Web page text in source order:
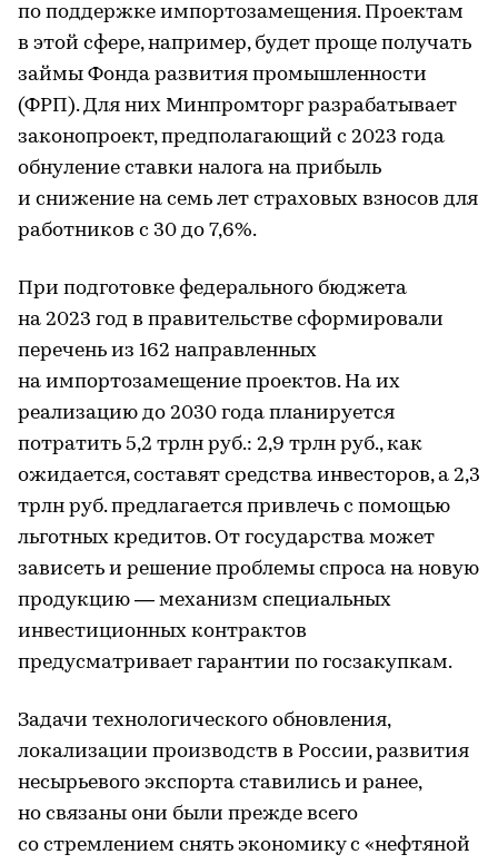
по поддержке импортозамещения. Проектам
в этой сфере, например, будет проще получать
займы Фонда развития промышленности
(ФРП). Для них Минпромторг разрабатывает
законопроект, предполагающий с 2023 года
обнуление ставки налога на прибыль
и снижение на семь лет страховых взносов для
работников с 30 до 7,6%.
При подготовке федерального бюджета
на 2023 год в правительстве сформировали
перечень из 162 направленных
на импортозамещение проектов. На их
реализацию до 2030 года планируется
потратить 5,2 трлн руб.: 2,9 трлн руб., как
ожидается, составят средства инвесторов, а 2,3
трлн руб. предлагается привлечь с помощью
льготных кредитов. От государства может
зависеть и решение проблемы спроса на новую
продукцию — механизм специальных
инвестиционных контрактов
предусматривает гарантии по госзакупкам.
Задачи технологического обновления,
локализации производств в России, развития
несырьевого экспорта ставились и ранее,
но связаны они были прежде всего
со стремлением снять экономику с «нефтяной